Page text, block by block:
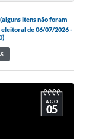
itens não foram
de 06/07/2026 -
AGO
05